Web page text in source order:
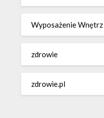
Wyposażenie Wnętrz
zdrowie
zdrowie.pl